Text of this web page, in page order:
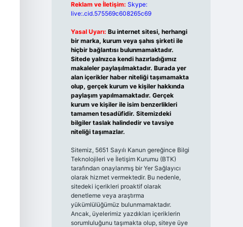
Reklam ve İletişim: Skype:
live:.cid.575569c608265c69
Yasal Uyarı: Bu internet sitesi, herhangi
bir marka, kurum veya şahıs şirketi ile
hiçbir bağlantısı bulunmamaktadır.
Sitede yalnızca kendi hazırladığımız
makaleler paylaşılmaktadır. Burada yer
alan içerikler haber niteliği taşımamakta
olup, gerçek kurum ve kişiler hakkında
paylaşım yapılmamaktadır. Gerçek
kurum ve kişiler ile isim benzerlikleri
tamamen tesadüfidir. Sitemizdeki
bilgiler taslak halindedir ve tavsiye
niteliği taşımazlar.
Sitemiz, 5651 Sayılı Kanun gereğince Bilgi
Teknolojileri ve İletişim Kurumu (BTK)
tarafından onaylanmış bir Yer Sağlayıcı
olarak hizmet vermektedir. Bu nedenle,
sitedeki içerikleri proaktif olarak
denetleme veya araştırma
yükümlülüğümüz bulunmamaktadır.
Ancak, üyelerimiz yazdıkları içeriklerin
sorumluluğunu taşımakta olup, siteye üye